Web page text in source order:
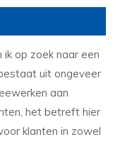
op zoek naar een
uit ongeveer
aan
het betreft hier
klanten in zowel